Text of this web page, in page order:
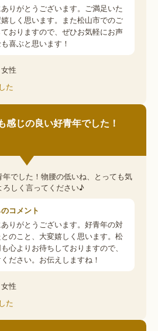
りがとうございます。ご満足いた
しく思います。また松山市でのご
おりますので、ぜひお気軽にお声
喜ぶと思います！
女性
た
感じの良い好青年でした！
でした！物腰の低いね、とっても気
しく言ってください♪
コメント
りがとうございます。好青年の対
のこと、大変嬉しく思います。松
心よりお待ちしておりますので、
ださい。お伝えしますね！
女性
た